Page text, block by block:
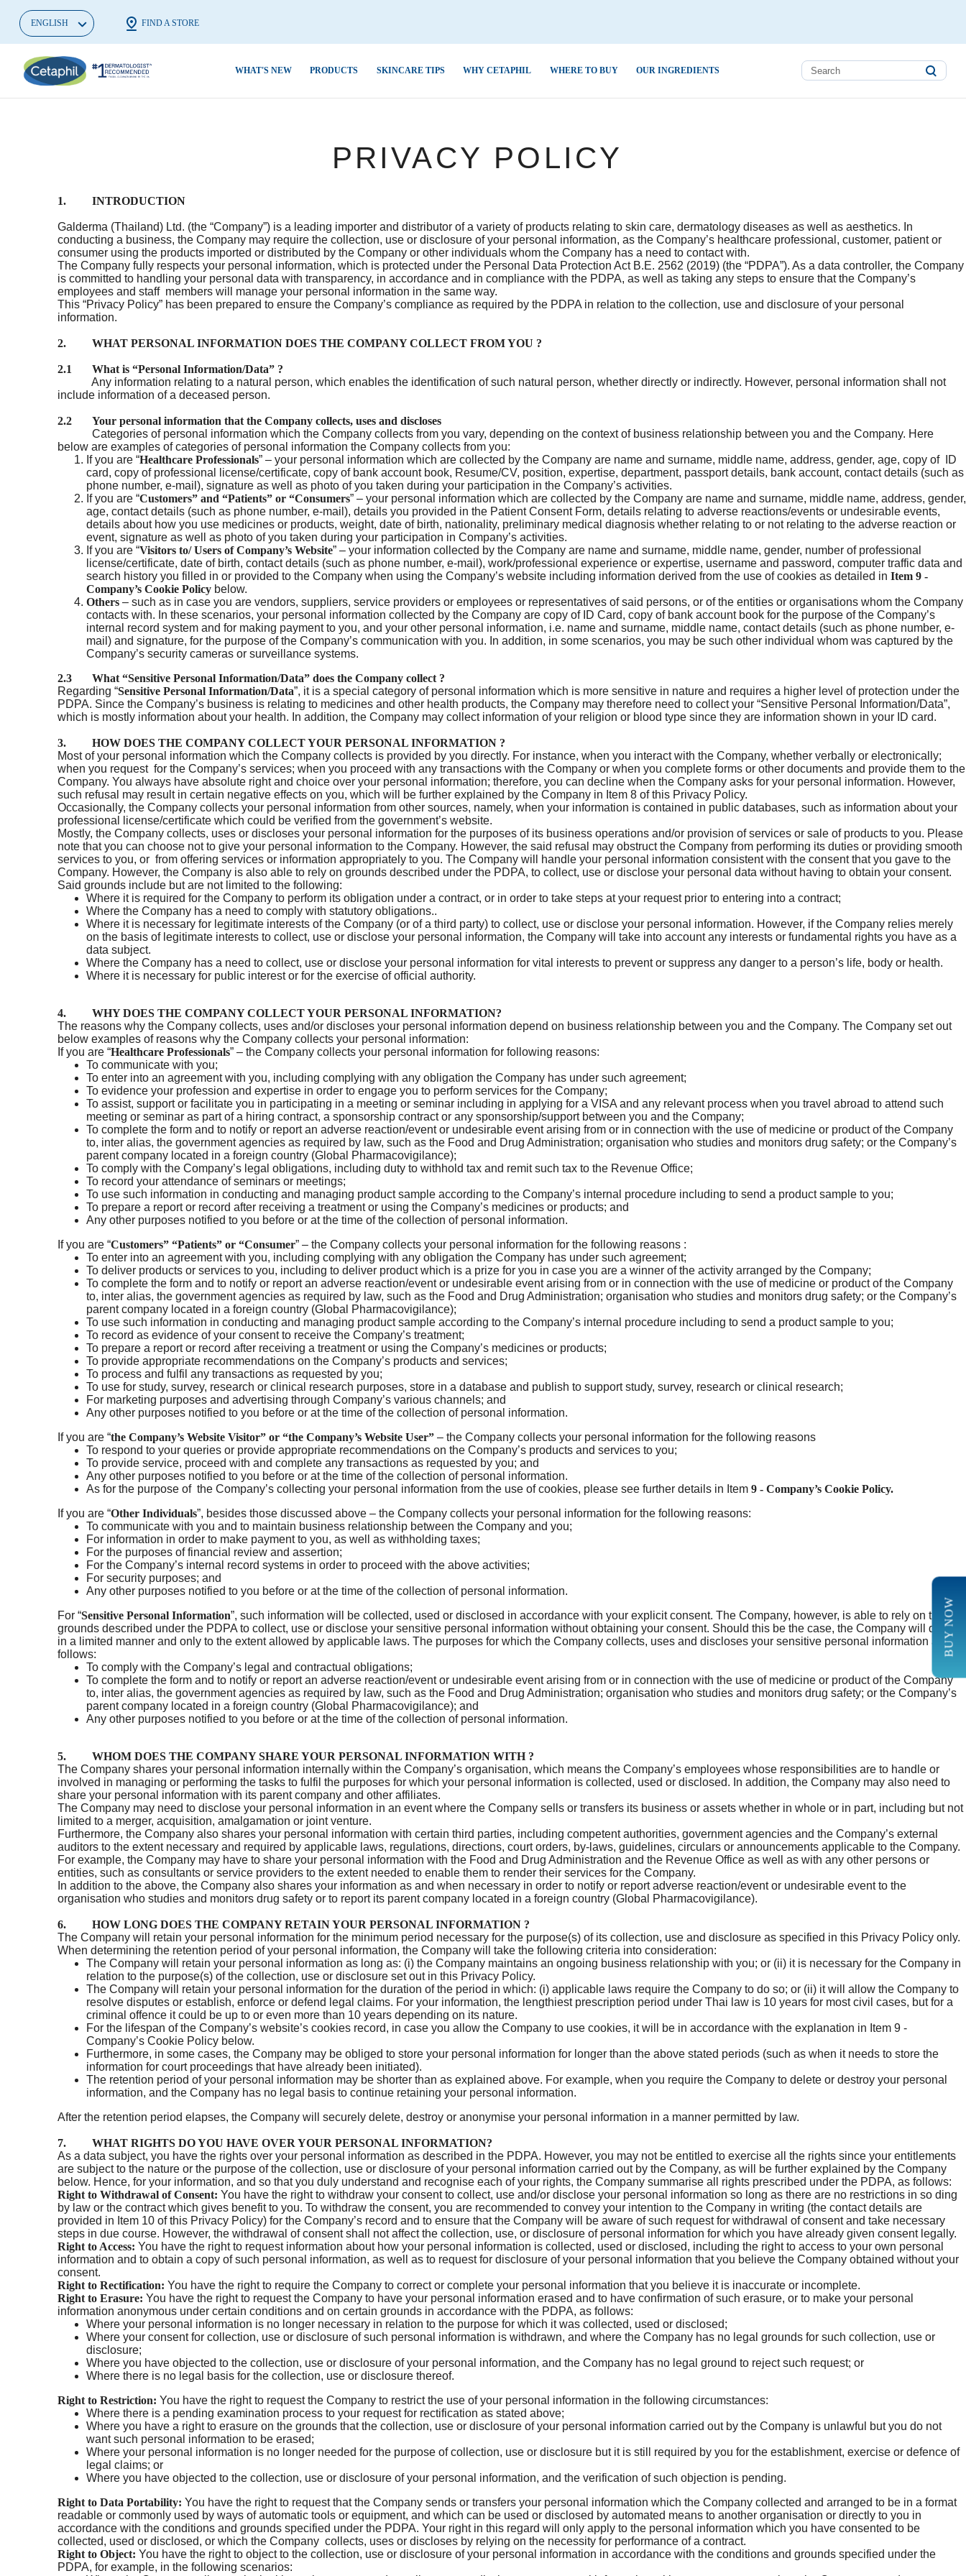
ENGLISH FIND A STORE
WHAT'S NEW PRODUCTS
Facial Moisturizers &
Body Moisturizers
Sunscreens
Baby Skincare
Pro Ad Derma
Eczema
Irritated,Cracked,Chapped
Rough,Bumpy,Flaky
Uneven Tone & Dark Spots
Combination Skin Avocado Oil
Hyaluronic Acid
Niacinamide
Panthenol
SKINCARE TIPS
ตัวช่วยดูแลผิวหน้าให้สะอาด
5 Signs of Skin Sensitivity
เลือกคลีนเซอร์ที่ใช่ตาม
สไตล์ผิวคุณ
ล้างหน้าแบบไหนดีที่สุด?
ป้องกันผิวหน้าแก่ก่อนวัยได้
โลชั่นหรือครีม เลือกที่ใช่ให้
ปลดล็อคผิวสุขภาพดี ไม่แพ้
ง่ายอีกต่อไป
เคล็ดลับผิวดีที่ผู้เชี่ยวชาญ
แนะนำ
กันแดดสำหรับผิวแพ้ง่าย
การดูแลผิวเด็กแสนบอบบาง
ของลูกน้อย
ขั้นตอนดูแลผิวบอบบางหลัง
ทำเลเซอร์ให้กลับมาสุขภาพ
ดีอีกครั้ง
สม่ำเสมอ
รักษาสิวผดให้หายขาดอย่าง
ถูกวิธี
หยุดผิวแห้งกร้าน ลอกเป็น
Atopic Dermatitis
ฟื้นฟูปัญหาผิวแห้ง แดง หน้า
ลอก เป็นขุย ด้วยเซ็ท CTMP
ฟื้นฟูผื่นแพ้ผิวหนังให้กลับมา
สุขภาพดีอีกครั้ง ด้วยขั้นตอน
การดูแลสูตรพิเศษ
ป้องกันผิวแพ้ง่าย
การอ่านฉลากสำหรับผิวแพ้
ง่าย
เซตาฟิลปรับสูตร “ผิวแพ้
อย่ายอมแพ้”
ฟิล ซูธติ้ง โฟมวอช
ฟิล
WHY CETAPHIL WHERE TO BUY OUR INGREDIENTS
PRIVACY POLICY
1. INTRODUCTION
Galderma (Thailand) Ltd. (the “Company”) is a leading importer and distributor of a variety of products relating to skin care, dermatology diseases as well as aesthetics. In
conducting a business, the Company may require the collection, use or disclosure of your personal information, as the Company’s healthcare professional, customer, patient or
consumer using the products imported or distributed by the Company or other individuals whom the Company has a need to contact with.
The Company fully respects your personal information, which is protected under the Personal Data Protection Act B.E. 2562 (2019) (the “PDPA”). As a data controller, the Company
is committed to handling your personal data with transparency, in accordance and in compliance with the PDPA, as well as taking any steps to ensure that the Company’s
employees and staff members will manage your personal information in the same way.
This “Privacy Policy” has been prepared to ensure the Company’s compliance as required by the PDPA in relation to the collection, use and disclosure of your personal
information.
2. WHAT PERSONAL INFORMATION DOES THE COMPANY COLLECT FROM YOU ?
2.1 What is “Personal Information/Data” ?
Any information relating to a natural person, which enables the identification of such natural person, whether directly or indirectly. However, personal information shall not
include information of a deceased person.
2.2 Your personal information that the Company collects, uses and discloses
Categories of personal information which the Company collects from you vary, depending on the context of business relationship between you and the Company. Here
below are examples of categories of personal information the Company collects from you:
If you are “Healthcare Professionals” – your personal information which are collected by the Company are name and surname, middle name, address, gender, age, copy of ID
card, copy of professional license/certificate, copy of bank account book, Resume/CV, position, expertise, department, passport details, bank account, contact details (such as
phone number, e-mail), signature as well as photo of you taken during your participation in the Company’s activities.
If you are “Customers” and “Patients” or “Consumers” – your personal information which are collected by the Company are name and surname, middle name, address, gender,
age, contact details (such as phone number, e-mail), details you provided in the Patient Consent Form, details relating to adverse reactions/events or undesirable events,
details about how you use medicines or products, weight, date of birth, nationality, preliminary medical diagnosis whether relating to or not relating to the adverse reaction or
event, signature as well as photo of you taken during your participation in Company’s activities.
If you are “Visitors to/ Users of Company’s Website” – your information collected by the Company are name and surname, middle name, gender, number of professional
license/certificate, date of birth, contact details (such as phone number, e-mail), work/professional experience or expertise, username and password, computer traffic data and
search history you filled in or provided to the Company when using the Company’s website including information derived from the use of cookies as detailed in Item 9 -
Company’s Cookie Policy below.
Others – such as in case you are vendors, suppliers, service providers or employees or representatives of said persons, or of the entities or organisations whom the Company
contacts with. In these scenarios, your personal information collected by the Company are copy of ID Card, copy of bank account book for the purpose of the Company’s
internal record system and for making payment to you, and your other personal information, i.e. name and surname, middle name, contact details (such as phone number, e-
mail) and signature, for the purpose of the Company’s communication with you. In addition, in some scenarios, you may be such other individual whom was captured by the
Company’s security cameras or surveillance systems.
2.3 What “Sensitive Personal Information/Data” does the Company collect ?
Regarding “Sensitive Personal Information/Data”, it is a special category of personal information which is more sensitive in nature and requires a higher level of protection under the
PDPA. Since the Company’s business is relating to medicines and other health products, the Company may therefore need to collect your “Sensitive Personal Information/Data”,
which is mostly information about your health. In addition, the Company may collect information of your religion or blood type since they are information shown in your ID card.
3. HOW DOES THE COMPANY COLLECT YOUR PERSONAL INFORMATION ?
Most of your personal information which the Company collects is provided by you directly. For instance, when you interact with the Company, whether verbally or electronically;
when you request for the Company’s services; when you proceed with any transactions with the Company or when you complete forms or other documents and provide them to the
Company. You always have absolute right and choice over your personal information; therefore, you can decline when the Company asks for your personal information. However,
such refusal may result in certain negative effects on you, which will be further explained by the Company in Item 8 of this Privacy Policy.
Occasionally, the Company collects your personal information from other sources, namely, when your information is contained in public databases, such as information about your
professional license/certificate which could be verified from the government’s website.
Mostly, the Company collects, uses or discloses your personal information for the purposes of its business operations and/or provision of services or sale of products to you. Please
note that you can choose not to give your personal information to the Company. However, the said refusal may obstruct the Company from performing its duties or providing smooth
services to you, or from offering services or information appropriately to you. The Company will handle your personal information consistent with the consent that you gave to the
Company. However, the Company is also able to rely on grounds described under the PDPA, to collect, use or disclose your personal data without having to obtain your consent.
Said grounds include but are not limited to the following:
Where it is required for the Company to perform its obligation under a contract, or in order to take steps at your request prior to entering into a contract;
Where the Company has a need to comply with statutory obligations..
Where it is necessary for legitimate interests of the Company (or of a third party) to collect, use or disclose your personal information. However, if the Company relies merely
on the basis of legitimate interests to collect, use or disclose your personal information, the Company will take into account any interests or fundamental rights you have as a
data subject.
Where the Company has a need to collect, use or disclose your personal information for vital interests to prevent or suppress any danger to a person’s life, body or health.
Where it is necessary for public interest or for the exercise of official authority.
4. WHY DOES THE COMPANY COLLECT YOUR PERSONAL INFORMATION?
The reasons why the Company collects, uses and/or discloses your personal information depend on business relationship between you and the Company. The Company set out
below examples of reasons why the Company collects your personal information:
If you are “Healthcare Professionals” – the Company collects your personal information for following reasons:
To communicate with you;
To enter into an agreement with you, including complying with any obligation the Company has under such agreement;
To evidence your profession and expertise in order to engage you to perform services for the Company;
To assist, support or facilitate you in participating in a meeting or seminar including in applying for a VISA and any relevant process when you travel abroad to attend such
meeting or seminar as part of a hiring contract, a sponsorship contract or any sponsorship/support between you and the Company;
To complete the form and to notify or report an adverse reaction/event or undesirable event arising from or in connection with the use of medicine or product of the Company
to, inter alias, the government agencies as required by law, such as the Food and Drug Administration; organisation who studies and monitors drug safety; or the Company’s
parent company located in a foreign country (Global Pharmacovigilance);
To comply with the Company’s legal obligations, including duty to withhold tax and remit such tax to the Revenue Office;
To record your attendance of seminars or meetings;
To use such information in conducting and managing product sample according to the Company’s internal procedure including to send a product sample to you;
To prepare a report or record after receiving a treatment or using the Company’s medicines or products; and
Any other purposes notified to you before or at the time of the collection of personal information.
If you are “Customers” “Patients” or “Consumer” – the Company collects your personal information for the following reasons :
To enter into an agreement with you, including complying with any obligation the Company has under such agreement;
To deliver products or services to you, including to deliver product which is a prize for you in case you are a winner of the activity arranged by the Company;
To complete the form and to notify or report an adverse reaction/event or undesirable event arising from or in connection with the use of medicine or product of the Company
to, inter alias, the government agencies as required by law, such as the Food and Drug Administration; organisation who studies and monitors drug safety; or the Company’s
parent company located in a foreign country (Global Pharmacovigilance);
To use such information in conducting and managing product sample according to the Company’s internal procedure including to send a product sample to you;
To record as evidence of your consent to receive the Company’s treatment;
To prepare a report or record after receiving a treatment or using the Company’s medicines or products;
To provide appropriate recommendations on the Company’s products and services;
To process and fulfil any transactions as requested by you;
To use for study, survey, research or clinical research purposes, store in a database and publish to support study, survey, research or clinical research;
For marketing purposes and advertising through Company’s various channels; and
Any other purposes notified to you before or at the time of the collection of personal information.
If you are “the Company’s Website Visitor” or “the Company’s Website User” – the Company collects your personal information for the following reasons
To respond to your queries or provide appropriate recommendations on the Company’s products and services to you;
To provide service, proceed with and complete any transactions as requested by you; and
Any other purposes notified to you before or at the time of the collection of personal information.
As for the purpose of the Company’s collecting your personal information from the use of cookies, please see further details in Item 9 - Company’s Cookie Policy.
If you are “Other Individuals”, besides those discussed above – the Company collects your personal information for the following reasons:
To communicate with you and to maintain business relationship between the Company and you;
For information in order to make payment to you, as well as withholding taxes;
For the purposes of financial review and assertion;
For the Company’s internal record systems in order to proceed with the above activities;
For security purposes; and
Any other purposes notified to you before or at the time of the collection of personal information.
For “Sensitive Personal Information”, such information will be collected, used or disclosed in accordance with your explicit consent. The Company, however, is able to rely on the
grounds described under the PDPA to collect, use or disclose your sensitive personal information without obtaining your consent. Should this be the case, the Company will do so
in a limited manner and only to the extent allowed by applicable laws. The purposes for which the Company collects, uses and discloses your sensitive personal information are as
follows:
To comply with the Company’s legal and contractual obligations;
To complete the form and to notify or report an adverse reaction/event or undesirable event arising from or in connection with the use of medicine or product of the Company
to, inter alias, the government agencies as required by law, such as the Food and Drug Administration; organisation who studies and monitors drug safety; or the Company’s
parent company located in a foreign country (Global Pharmacovigilance); and
Any other purposes notified to you before or at the time of the collection of personal information.
5. WHOM DOES THE COMPANY SHARE YOUR PERSONAL INFORMATION WITH ?
The Company shares your personal information internally within the Company’s organisation, which means the Company’s employees whose responsibilities are to handle or
involved in managing or performing the tasks to fulfil the purposes for which your personal information is collected, used or disclosed. In addition, the Company may also need to
share your personal information with its parent company and other affiliates.
The Company may need to disclose your personal information in an event where the Company sells or transfers its business or assets whether in whole or in part, including but not
limited to a merger, acquisition, amalgamation or joint venture.
Furthermore, the Company also shares your personal information with certain third parties, including competent authorities, government agencies and the Company’s external
auditors to the extent necessary and required by applicable laws, regulations, directions, court orders, by-laws, guidelines, circulars or announcements applicable to the Company.
For example, the Company may have to share your personal information with the Food and Drug Administration and the Revenue Office as well as with any other persons or
entities, such as consultants or service providers to the extent needed to enable them to render their services for the Company.
In addition to the above, the Company also shares your information as and when necessary in order to notify or report adverse reaction/event or undesirable event to the
organisation who studies and monitors drug safety or to report its parent company located in a foreign country (Global Pharmacovigilance).
6. HOW LONG DOES THE COMPANY RETAIN YOUR PERSONAL INFORMATION ?
The Company will retain your personal information for the minimum period necessary for the purpose(s) of its collection, use and disclosure as specified in this Privacy Policy only.
When determining the retention period of your personal information, the Company will take the following criteria into consideration:
The Company will retain your personal information as long as: (i) the Company maintains an ongoing business relationship with you; or (ii) it is necessary for the Company in
relation to the purpose(s) of the collection, use or disclosure set out in this Privacy Policy.
The Company will retain your personal information for the duration of the period in which: (i) applicable laws require the Company to do so; or (ii) it will allow the Company to
resolve disputes or establish, enforce or defend legal claims. For your information, the lengthiest prescription period under Thai law is 10 years for most civil cases, but for a
criminal offence it could be up to or even more than 10 years depending on its nature.
For the lifespan of the Company’s website’s cookies record, in case you allow the Company to use cookies, it will be in accordance with the explanation in Item 9 -
Company’s Cookie Policy below.
Furthermore, in some cases, the Company may be obliged to store your personal information for longer than the above stated periods (such as when it needs to store the
information for court proceedings that have already been initiated).
The retention period of your personal information may be shorter than as explained above. For example, when you require the Company to delete or destroy your personal
information, and the Company has no legal basis to continue retaining your personal information.
After the retention period elapses, the Company will securely delete, destroy or anonymise your personal information in a manner permitted by law.
7. WHAT RIGHTS DO YOU HAVE OVER YOUR PERSONAL INFORMATION?
As a data subject, you have the rights over your personal information as described in the PDPA. However, you may not be entitled to exercise all the rights since your entitlements
are subject to the nature or the purpose of the collection, use or disclosure of your personal information carried out by the Company, as will be further explained by the Company
below. Hence, for your information, and so that you duly understand and recognise each of your rights, the Company summarise all rights prescribed under the PDPA, as follows:
Right to Withdrawal of Consent: You have the right to withdraw your consent to collect, use and/or disclose your personal information so long as there are no restrictions in so ding
by law or the contract which gives benefit to you. To withdraw the consent, you are recommended to convey your intention to the Company in writing (the contact details are
provided in Item 10 of this Privacy Policy) for the Company’s record and to ensure that the Company will be aware of such request for withdrawal of consent and take necessary
steps in due course. However, the withdrawal of consent shall not affect the collection, use, or disclosure of personal information for which you have already given consent legally.
Right to Access: You have the right to request information about how your personal information is collected, used or disclosed, including the right to access to your own personal
information and to obtain a copy of such personal information, as well as to request for disclosure of your personal information that you believe the Company obtained without your
consent.
Right to Rectification: You have the right to require the Company to correct or complete your personal information that you believe it is inaccurate or incomplete.
Right to Erasure: You have the right to request the Company to have your personal information erased and to have confirmation of such erasure, or to make your personal
information anonymous under certain conditions and on certain grounds in accordance with the PDPA, as follows:
Where your personal information is no longer necessary in relation to the purpose for which it was collected, used or disclosed;
Where your consent for collection, use or disclosure of such personal information is withdrawn, and where the Company has no legal grounds for such collection, use or
disclosure;
Where you have objected to the collection, use or disclosure of your personal information, and the Company has no legal ground to reject such request; or
Where there is no legal basis for the collection, use or disclosure thereof.
Right to Restriction: You have the right to request the Company to restrict the use of your personal information in the following circumstances:
Where there is a pending examination process to your request for rectification as stated above;
Where you have a right to erasure on the grounds that the collection, use or disclosure of your personal information carried out by the Company is unlawful but you do not
want such personal information to be erased;
Where your personal information is no longer needed for the purpose of collection, use or disclosure but it is still required by you for the establishment, exercise or defence of
legal claims; or
Where you have objected to the collection, use or disclosure of your personal information, and the verification of such objection is pending.
Right to Data Portability: You have the right to request that the Company sends or transfers your personal information which the Company collected and arranged to be in a format
readable or commonly used by ways of automatic tools or equipment, and which can be used or disclosed by automated means to another organisation or directly to you in
accordance with the conditions and grounds specified under the PDPA. Your right in this regard will only apply to the personal information which you have consented to be
collected, used or disclosed, or which the Company collects, uses or discloses by relying on the necessity for performance of a contract.
Right to Object: You have the right to object to the collection, use or disclosure of your personal information in accordance with the conditions and grounds specified under the
PDPA, for example, in the following scenarios:
BUY NOW